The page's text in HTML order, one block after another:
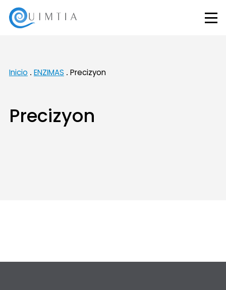
Inicio ENZIMAS Precizyon
Precizyon